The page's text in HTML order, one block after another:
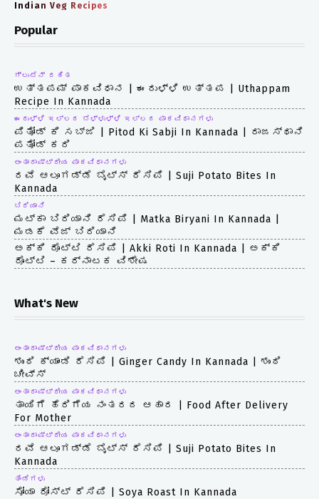
Indian Veg Recipes
Popular
ಗ್ಲುಟೆನ್ ರಹಿತ
ಉತ್ತಪಮ್ ಪಾಕವಿಧಾನ | ಈರುಳ್ಳಿ ಉತ್ತಪ | Uthappam
Recipe In Kannada
ಈರುಳ್ಳಿ ಇಲ್ಲದ ಬೆಳ್ಳುಳ್ಳಿ ಇಲ್ಲದ ಪಾಕವಿಧಾನಗಳು
ಪಿತೋಡ್ ಕಿ ಸಬ್ಜಿ | Pitod Ki Sabji In Kannada | ರಾಜಸ್ಥಾನಿ
ಪತೋಡ್ ಕರಿ
ಅಂತಾರಾಷ್ಟ್ರೀಯ ಪಾಕವಿಧಾನಗಳು
ರವೆ ಆಲೂಗಡ್ಡೆ ಬೈಟ್ಸ್ ರೆಸಿಪಿ | Suji Potato Bites In
Kannada
ಬಿರಿಯಾನಿ
ಮಟ್ಕಾ ಬಿರಿಯಾನಿ ರೆಸಿಪಿ | Matka Biryani In Kannada |
ಮಡಕೆ ವೆಜ್ ಬಿರಿಯಾನಿ
ಅಕ್ಕಿ ರೊಟ್ಟಿ ರೆಸಿಪಿ | Akki Roti In Kannada | ಅಕ್ಕಿ
ರೊಟ್ಟಿ – ಕರ್ನಾಟಕ ವಿಶೇಷ
What's New
ಅಂತಾರಾಷ್ಟ್ರೀಯ ಪಾಕವಿಧಾನಗಳು
ಶುಂಠಿ ಕ್ಯಾಂಡಿ ರೆಸಿಪಿ | Ginger Candy In Kannada | ಶುಂಠಿ
ಚೀವ್ಸ್
ಅಂತಾರಾಷ್ಟ್ರೀಯ ಪಾಕವಿಧಾನಗಳು
ತಾಯಿಗೆ ಹೆರಿಗೆಯ ನಂತರದ ಆಹಾರ | Food After Delivery
For Mother
ಅಂತಾರಾಷ್ಟ್ರೀಯ ಪಾಕವಿಧಾನಗಳು
ರವೆ ಆಲೂಗಡ್ಡೆ ಬೈಟ್ಸ್ ರೆಸಿಪಿ | Suji Potato Bites In
Kannada
ತಿಂಡಿಗಳು
ಸೋಯಾ ರೋಸ್ಟ್ ರೆಸಿಪಿ | Soya Roast In Kannada